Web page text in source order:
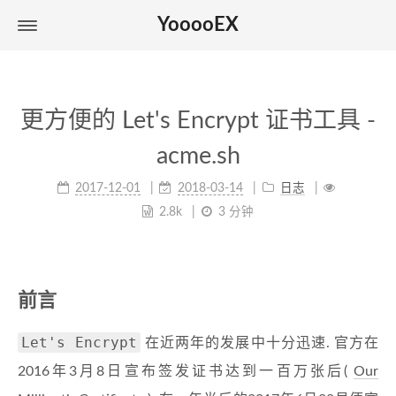
YooooEX
更方便的 Let's Encrypt 证书工具 -
acme.sh
2017-12-01 2018-03-14
日志
2.8k
3 分钟
前言
Let's Encrypt
在近两年的发展中十分迅速. 官方在
2016年3月8日宣布签发证书达到一百万张后( Our